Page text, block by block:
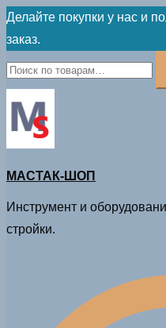
Skip
to
content
Делайте покупки у нас и
заказ.
Искать:
МАСТАК-ШОП
Инструмент и
стройки.